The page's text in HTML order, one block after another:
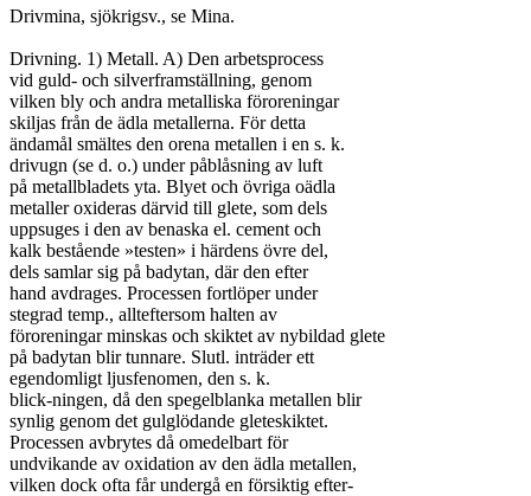
Drivmina, sjökrigsv., se Mina.
Drivning. 1) Metall. A) Den arbetsprocess
vid guld- och silverframställning, genom
vilken bly och andra metalliska föroreningar
skiljas från de ädla metallerna. För detta
ändamål smältes den orena metallen i en s. k.
drivugn (se d. o.) under påblåsning av luft
på metallbladets yta. Blyet och övriga oädla
metaller oxideras därvid till glete, som dels
uppsuges i den av benaska el. cement och
kalk bestående »testen» i härdens övre del,
dels samlar sig på badytan, där den efter
hand avdrages. Processen fortlöper under
stegrad temp., allteftersom halten av
föroreningar minskas och skiktet av nybildad glete
på badytan blir tunnare. Slutl. inträder ett
egendomligt ljusfenomen, den s. k.
blick-ningen, då den spegelblanka metallen blir
synlig genom det gulglödande gleteskiktet.
Processen avbrytes då omedelbart för
undvikande av oxidation av den ädla metallen,
vilken dock ofta får undergå en försiktig efter-